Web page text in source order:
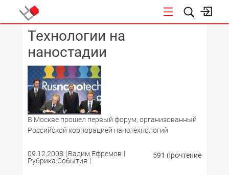
КОНФЕРЕНЦИИ
Технологии на
наностадии
В Москве прошел первый форум, организованный
Российской корпорацией нанотехнологий
09.12.2008
Вадим Ефремов
Рубрика:События
591 прочтение